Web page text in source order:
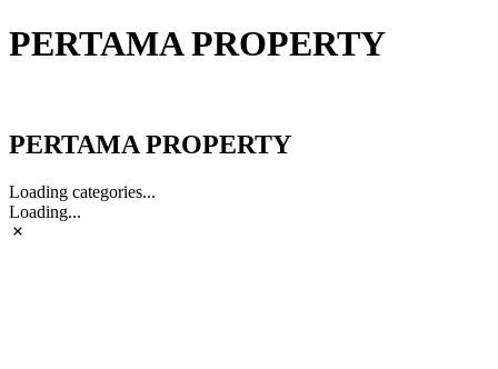
PERTAMA PROPERTY
PERTAMA PROPERTY
Loading categories...
Loading...